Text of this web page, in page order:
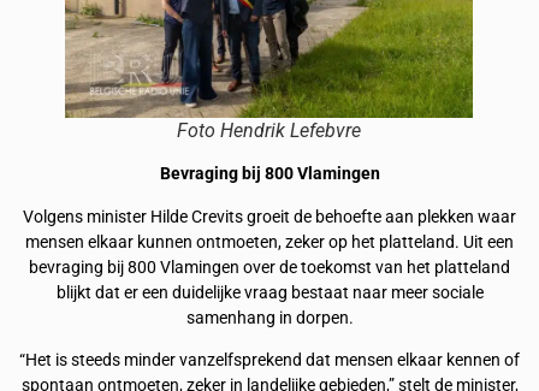
Foto Hendrik Lefebvre
Bevraging bij 800 Vlamingen
Volgens minister Hilde Crevits groeit de behoefte aan plekken waar
mensen elkaar kunnen ontmoeten, zeker op het platteland. Uit een
bevraging bij 800 Vlamingen over de toekomst van het platteland
blijkt dat er een duidelijke vraag bestaat naar meer sociale
samenhang in dorpen.
“Het is steeds minder vanzelfsprekend dat mensen elkaar kennen of
spontaan ontmoeten, zeker in landelijke gebieden,” stelt de minister,